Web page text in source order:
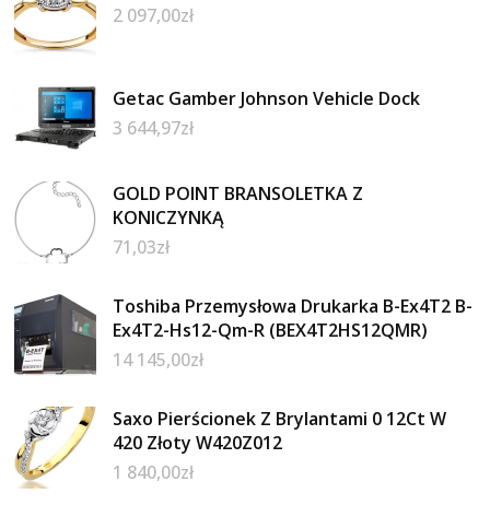
2 097,00zł
Getac Gamber Johnson Vehicle Dock
3 644,97zł
GOLD POINT BRANSOLETKA Z
KONICZYNKĄ
71,03zł
Toshiba Przemysłowa Drukarka B-Ex4T2 B-
Ex4T2-Hs12-Qm-R (BEX4T2HS12QMR)
14 145,00zł
Saxo Pierścionek Z Brylantami 0 12Ct W
420 Złoty W420Z012
1 840,00zł